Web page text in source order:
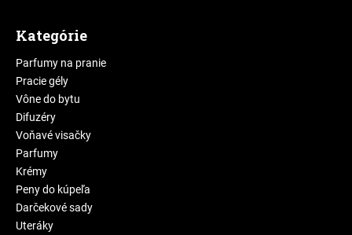
Kategórie
Parfumy na pranie
Pracie gély
Vône do bytu
Difuzéry
Voňavé visačky
Parfumy
Krémy
Peny do kúpeľa
Darčekové sady
Uteráky